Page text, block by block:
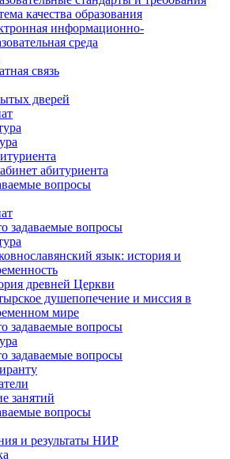
качества образования
информационно-
среда
связь
дверей
абитуриента
вопросы
задаваемые вопросы
язык: история и
древней Церкви
душепопечение и миссия в
мире
задаваемые вопросы
задаваемые вопросы
занятий
вопросы
и результаты НИР